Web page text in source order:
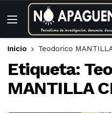
Inicio Teodorico
Etiqueta:
MANTILLA